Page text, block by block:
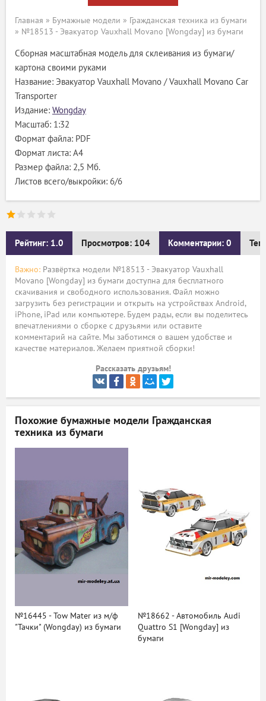
Главная » Бумажные модели » Гражданская техника из бумаги
» №18513 - Эвакуатор Vauxhall Movano [Wongday] из бумаги
Сборная масштабная модель для склеивания из бумаги/
картона своими руками
Название: Эвакуатор Vauxhall Movano / Vauxhall Movano Car
Transporter
Издание: Wongday
Масштаб: 1:32
Формат файла: PDF
Формат листа: А4
Размер файла: 2,5 Мб.
Листов всего/выкройки: 6/6
Рейтинг: 1.0 Просмотров: 104 Комментарии: 0
Важно: Развёртка модели №18513 - Эвакуатор Vauxhall
Movano [Wongday] из бумаги доступна для бесплатного
скачивания и свободного использования. Файл можно
загрузить без регистрации и открыть на устройствах Android,
iPhone, iPad или компьютере. Будем рады, если вы поделитесь
впечатлениями о сборке с друзьями или оставите
комментарий на сайте. Мы заботимся о вашем удобстве и
качестве материалов. Желаем приятной сборки!
Рассказать друзьям!
Похожие бумажные модели Гражданская
техника из бумаги
№16445 - Tow Mater из м/ф
"Тачки" (Wongday) из бумаги
№18662 - Автомобиль Audi
Quattro S1 [Wongday] из
бумаги